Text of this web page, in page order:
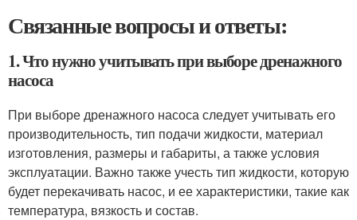
Связанные вопросы и ответы:
1. Что нужно учитывать при выборе дренажного
насоса
При выборе дренажного насоса следует учитывать его
производительность, тип подачи жидкости, материал
изготовления, размеры и габариты, а также условия
эксплуатации. Важно также учесть тип жидкости, которую
будет перекачивать насос, и ее характеристики, такие как
температура, вязкость и состав.